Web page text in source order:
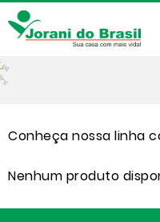
Conheça nossa linha
Nenhum produto